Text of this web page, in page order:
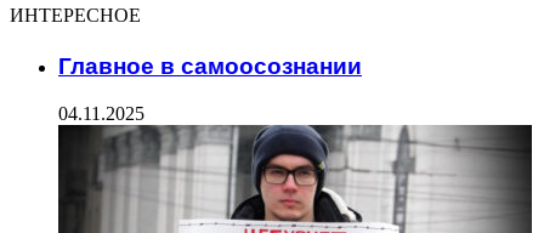
ИНТЕРЕСНОЕ
Главное в самоосознании
04.11.2025